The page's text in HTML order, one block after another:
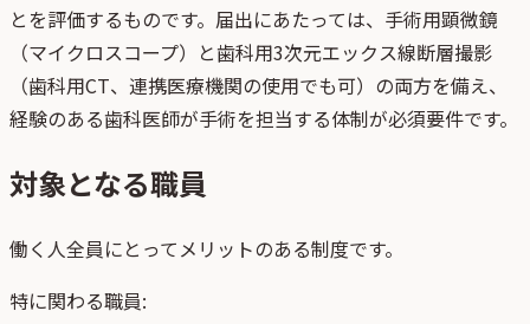
とを評価するものです。届出にあたっては、手術用顕微鏡
（マイクロスコープ）と歯科用3次元エックス線断層撮影
（歯科用CT、連携医療機関の使用でも可）の両方を備え、
経験のある歯科医師が手術を担当する体制が必須要件です。
対象となる職員
働く人全員にとってメリットのある制度です。
特に関わる職員: